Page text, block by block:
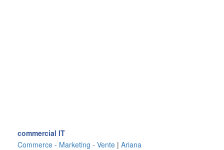
commercial IT
Commerce - Marketing - Vente | Ariana